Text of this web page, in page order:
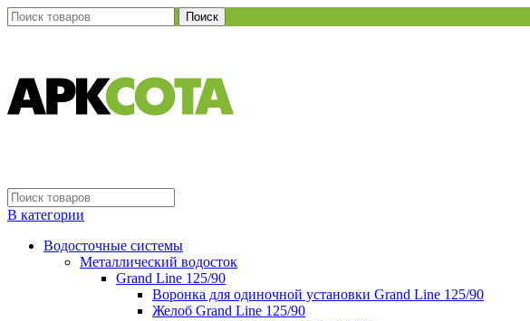
Поиск
В категории
Водосточные системы
Металлический водосток
Grand Line 125/90
Воронка для одиночной установки Grand Line 125/90
Желоб Grand Line 125/90